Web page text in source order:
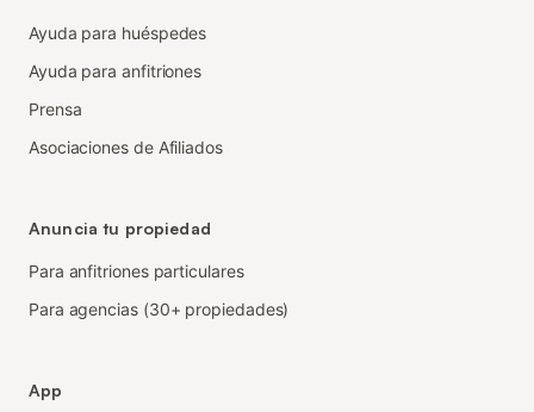
Ayuda para huéspedes
Ayuda para anfitriones
Prensa
Asociaciones de Afiliados
Anuncia tu propiedad
Para anfitriones particulares
Para agencias (30+ propiedades)
App